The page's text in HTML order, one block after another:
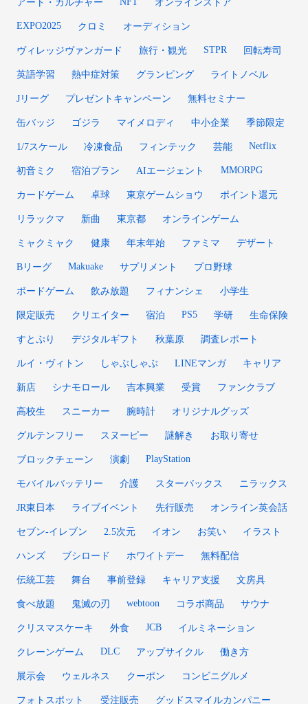
EXPO2025 クロミ オーディション
ヴィレッジヴァンガード 旅行・観光 STPR 回転寿司
英語学習 熱中症対策 グランピング ライトノベル
Jリーグ プレゼントキャンペーン 無料セミナー
缶バッジ ゴジラ マイメロディ 中小企業 季節限定
1/7スケール 冷凍食品 フィンテック 芸能 Netflix
初音ミク 宿泊プラン AIエージェント MMORPG
カードゲーム 卓球 東京ゲームショウ ポイント還元
リラックマ 新曲 東京都 オンラインゲーム
ミャクミャク 健康 年末年始 ファミマ デザート
Bリーグ Makuake サプリメント プロ野球
ボードゲーム 飲み放題 フィナンシェ 小学生
限定販売 クリエイター 宿泊 PS5 学研 生命保険
すとぷり デジタルギフト 秋葉原 調査レポート
ルイ・ヴィトン しゃぶしゃぶ LINEマンガ キャリア
新店 シナモロール 吉本興業 受賞 ファンクラブ
高校生 スニーカー 腕時計 オリジナルグッズ
グルテンフリー スヌーピー 謎解き お取り寄せ
ブロックチェーン 演劇 PlayStation
モバイルバッテリー 介護 スターバックス ニラックス
JR東日本 ライブイベント 先行販売 オンライン英会話
セブン-イレブン 2.5次元 イオン お笑い イラスト
ハンズ ブシロード ホワイトデー 無料配信
伝統工芸 舞台 事前登録 キャリア支援 文房具
食べ放題 鬼滅の刃 webtoon コラボ商品 サウナ
クリスマスケーキ 外食 JCB イルミネーション
クレーンゲーム DLC アップサイクル 働き方
展示会 ウェルネス クーポン コンビニグルメ
フォトスポット 受注販売 グッドスマイルカンパニー